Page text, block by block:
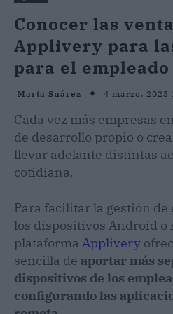
Conocer las
Applivery para
para el empleado
Marta Suárez 4 marzo, 2023
Cada vez más empresas
de desarrollo propio o
llevar adelante distintas
cotidiana.
Para facilitar la gestión de
los dispositivos Android o
plataforma Applivery
sencilla de aportar más
dispositivos de los
configurando las